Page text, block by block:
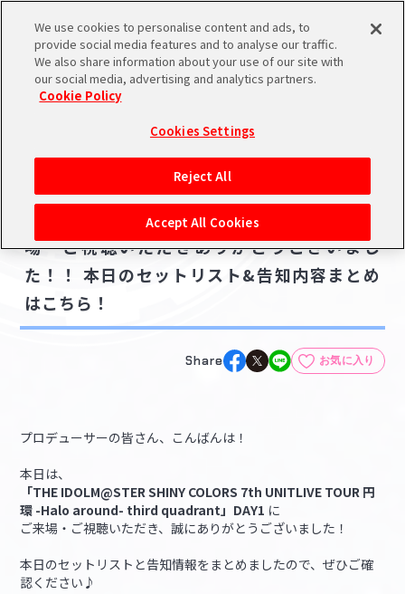
スケジュール 検索
バンダイナムコIDで
アイドルマスター ポータルへの登録について
シリアルコード・
あいことば
活動履歴
閲覧履歴・購入履歴 Pレポ
チェックイン お気に入り
ニュース
ライブ・イベント
2025.08.09
【シャニマス7thLIVE】愛知公演DAY1ご来
場・ご視聴いただきありがとうございまし
た！！ 本日のセットリスト&告知内容まとめ
はこちら！
Share お気に入り
プロデューサーの皆さん、こんばんは！
本日は、
「THE IDOLM@STER SHINY COLORS 7th UNITLIVE TOUR 円
環 -Halo around- third quadrant」DAY1 に
ご来場・ご視聴いただき、誠にありがとうございました！
本日のセットリストと告知情報をまとめましたので、ぜひご確
認ください♪
We use cookies to personalise content and ads, to
provide social media features and to analyse our traffic.
We also share information about your use of our site with
our social media, advertising and analytics partners.
Cookie Policy
Cookies Settings
Reject All
Accept All Cookies